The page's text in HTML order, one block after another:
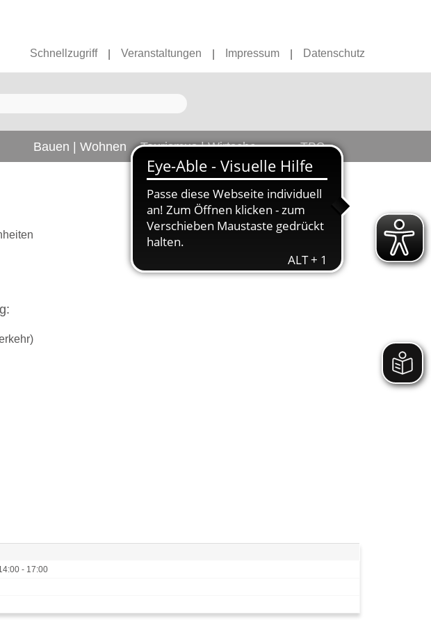
Schnellzugriff Veranstaltungen Impressum Datenschutz
Bauen | Wohnen Tourismus | Wirtschaft TBS
- 17:00